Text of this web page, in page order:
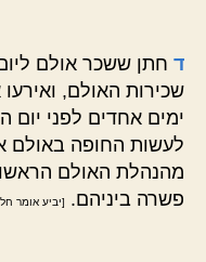
ד חתן ששכר אולם
שכירות האולם,
ימים אחדים לפני יום
לעשות החופה באולם
מהנהלת האולם
פשרה ביניהם.
[יביע אומר